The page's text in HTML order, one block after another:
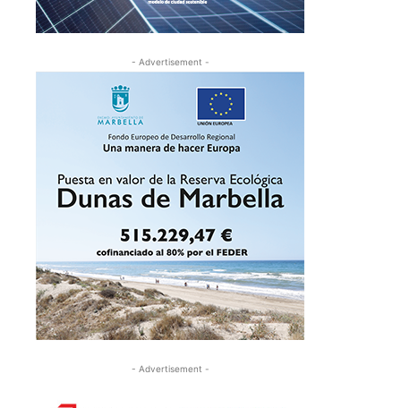
- Advertisement -
- Advertisement -